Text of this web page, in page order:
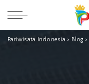
Pariwisata Indonesia > Blog >